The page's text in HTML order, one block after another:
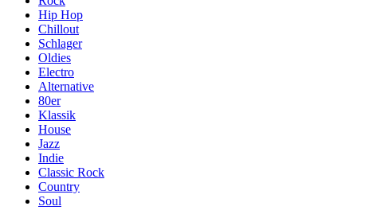
Hip Hop
Chillout
Schlager
Oldies
Electro
Alternative
80er
Klassik
House
Jazz
Indie
Classic Rock
Country
Soul